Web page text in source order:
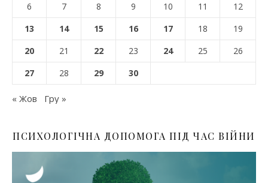
6
7 8 9 10 11
12
13
14 15 16 17 18
19
20
21 22 23 24 25
26
27
28 29 30
« Жов Гру »
ПСИХОЛОГІЧНА ДОПОМОГА ПІД ЧАС ВІЙНИ